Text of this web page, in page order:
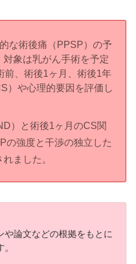
な術後痛（PPSP）の予
象は乳がん手術を予定
前、術後1ヶ月、術後1年
）や心理的要因を評価し
）と術後1ヶ月のCS関
の強度と干渉の独立した
ました。
や論文などの根拠をもとに